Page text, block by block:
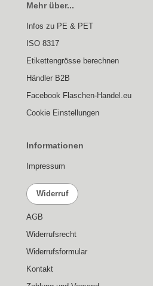
Mehr über...
Infos zu PE & PET
ISO 8317
Etikettengrösse berechnen
Händler B2B
Facebook Flaschen-Handel.eu
Cookie Einstellungen
Informationen
Impressum
Widerruf
AGB
Widerrufsrecht
Widerrufsformular
Kontakt